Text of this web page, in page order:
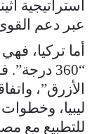
استراتيجية
عبر دعم
أما تركيا،
“360
الأزرق”،
ليبيا،
للتطبيع مع